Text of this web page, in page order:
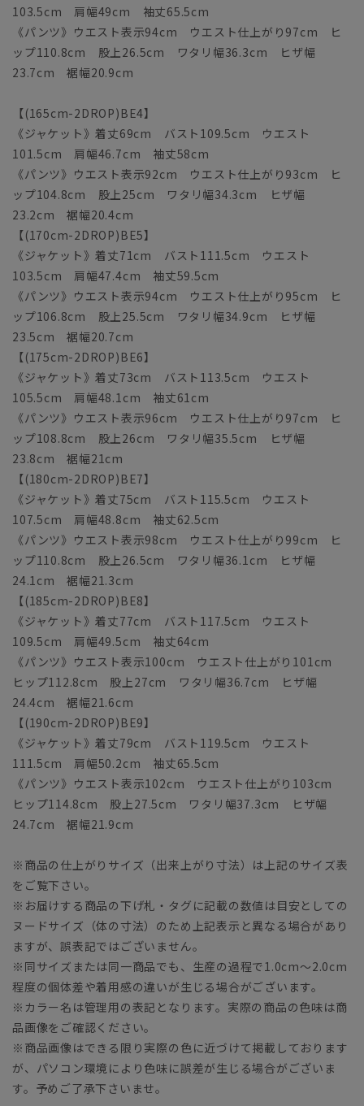
103.5cm 肩幅49cm 袖丈65.5cm
《パンツ》ウエスト表示94cm ウエスト仕上がり97cm ヒ
ップ110.8cm 股上26.5cm ワタリ幅36.3cm ヒザ幅
23.7cm 裾幅20.9cm
【(165cm-2DROP)BE4】
《ジャケット》着丈69cm バスト109.5cm ウエスト
101.5cm 肩幅46.7cm 袖丈58cm
《パンツ》ウエスト表示92cm ウエスト仕上がり93cm ヒ
ップ104.8cm 股上25cm ワタリ幅34.3cm ヒザ幅
23.2cm 裾幅20.4cm
【(170cm-2DROP)BE5】
《ジャケット》着丈71cm バスト111.5cm ウエスト
103.5cm 肩幅47.4cm 袖丈59.5cm
《パンツ》ウエスト表示94cm ウエスト仕上がり95cm ヒ
ップ106.8cm 股上25.5cm ワタリ幅34.9cm ヒザ幅
23.5cm 裾幅20.7cm
【(175cm-2DROP)BE6】
《ジャケット》着丈73cm バスト113.5cm ウエスト
105.5cm 肩幅48.1cm 袖丈61cm
《パンツ》ウエスト表示96cm ウエスト仕上がり97cm ヒ
ップ108.8cm 股上26cm ワタリ幅35.5cm ヒザ幅
23.8cm 裾幅21cm
【(180cm-2DROP)BE7】
《ジャケット》着丈75cm バスト115.5cm ウエスト
107.5cm 肩幅48.8cm 袖丈62.5cm
《パンツ》ウエスト表示98cm ウエスト仕上がり99cm ヒ
ップ110.8cm 股上26.5cm ワタリ幅36.1cm ヒザ幅
24.1cm 裾幅21.3cm
【(185cm-2DROP)BE8】
《ジャケット》着丈77cm バスト117.5cm ウエスト
109.5cm 肩幅49.5cm 袖丈64cm
《パンツ》ウエスト表示100cm ウエスト仕上がり101cm
ヒップ112.8cm 股上27cm ワタリ幅36.7cm ヒザ幅
24.4cm 裾幅21.6cm
【(190cm-2DROP)BE9】
《ジャケット》着丈79cm バスト119.5cm ウエスト
111.5cm 肩幅50.2cm 袖丈65.5cm
《パンツ》ウエスト表示102cm ウエスト仕上がり103cm
ヒップ114.8cm 股上27.5cm ワタリ幅37.3cm ヒザ幅
24.7cm 裾幅21.9cm
※商品の仕上がりサイズ（出来上がり寸法）は上記のサイズ表
をご覧下さい。
※お届けする商品の下げ札・タグに記載の数値は目安としての
ヌードサイズ（体の寸法）のため上記表示と異なる場合があり
ますが、誤表記ではございません。
※同サイズまたは同一商品でも、生産の過程で1.0cm～2.0cm
程度の個体差や着用感の違いが生じる場合がございます。
※カラー名は管理用の表記となります。実際の商品の色味は商
品画像をご確認ください。
※商品画像はできる限り実際の色に近づけて掲載しております
が、パソコン環境により色味に誤差が生じる場合がございま
す。予めご了承下さいませ。